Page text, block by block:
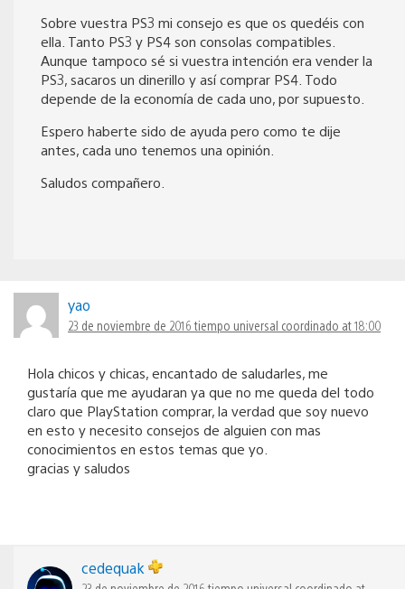
Sobre vuestra PS3 mi consejo es que os quedéis con
ella. Tanto PS3 y PS4 son consolas compatibles.
Aunque tampoco sé si vuestra intención era vender la
PS3, sacaros un dinerillo y así comprar PS4. Todo
depende de la economía de cada uno, por supuesto.
Espero haberte sido de ayuda pero como te dije
antes, cada uno tenemos una opinión.
Saludos compañero.
yao
23 de noviembre de 2016 tiempo universal coordinado at 18:00
Hola chicos y chicas, encantado de saludarles, me
gustaría que me ayudaran ya que no me queda del todo
claro que PlayStation comprar, la verdad que soy nuevo
en esto y necesito consejos de alguien con mas
conocimientos en estos temas que yo.
gracias y saludos
cedequak